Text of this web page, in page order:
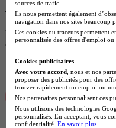
Trouve ta Prépa en 1 min
Trouver mon école
sources de trafic.
Ils nous permettent également
navigation dans nos sites beaucoup
Ces cookies ou traceurs permettent
personnalisée des offres d'emploi ou
Cookies publicitaires
Avec votre accord , nous et nos
proposer des publicités pour des
trouver rapidement un emploi ou
Nos partenaires personnalisent ces
Nous utilisons des technologies
personnalisés. En acceptant, vous
confidentialité. En savoir plus